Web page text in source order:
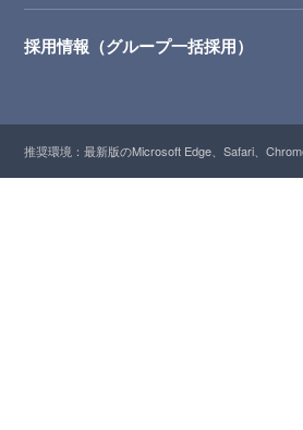
採用情報（グループ一括採用）
推奨環境：最新版のMicrosoft Edge、Safari、